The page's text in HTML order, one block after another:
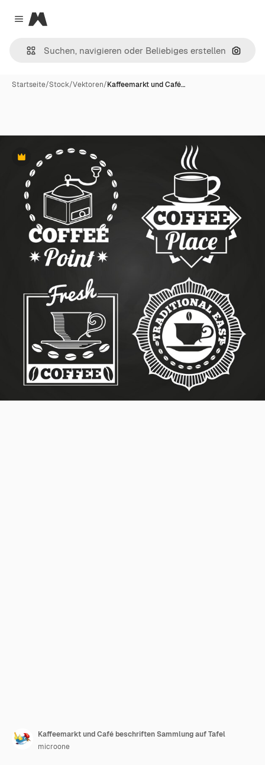
Close menu
Magnific
Nach
Startseite/Stock/Vektoren/Kaffeemarkt und Café…
Premium
Kaffeemarkt und Café beschriften Sammlung auf Tafel
microone